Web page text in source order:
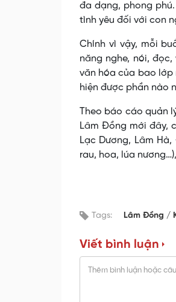
đa dạng, phong
tình yêu đối với con
Chính vì vậy, mỗi
năng nghe, nói,
văn hóa của bao lớp
hiện được phần nào
Theo báo cáo quản
Lâm Đồng mới đây,
Lạc Dương, Lâm
rau, hoa, lúa
Tags: Lâm Đồng
Viết bình luận